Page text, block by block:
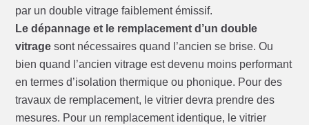
par un double vitrage faiblement émissif.
Le dépannage et le remplacement d’un double
vitrage sont nécessaires quand l’ancien se brise. Ou
bien quand l’ancien vitrage est devenu moins performant
en termes d’isolation thermique ou phonique. Pour des
travaux de remplacement, le vitrier devra prendre des
mesures. Pour un remplacement identique, le vitrier